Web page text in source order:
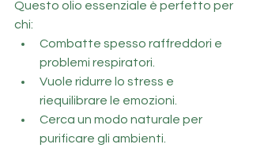
Questo olio essenziale è perfetto per
chi:
Combatte spesso raffreddori e
problemi respiratori.
Vuole ridurre lo stress e
riequilibrare le emozioni.
Cerca un modo naturale per
purificare gli ambienti.